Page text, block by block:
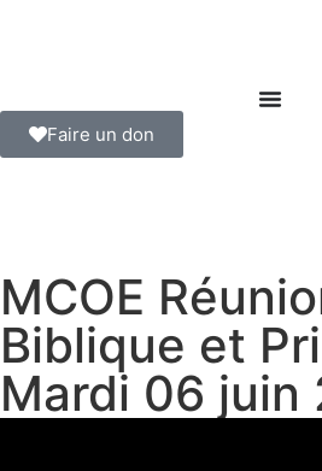
Faire un don
MCOE
Biblique et
Mardi 06 juin